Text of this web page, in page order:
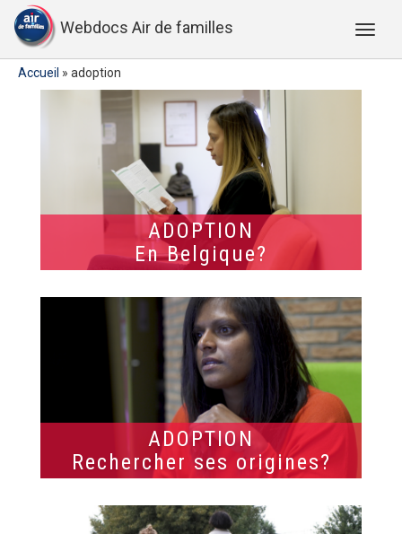
Webdocs Air de familles
Accueil » adoption
ADOPTION
En Belgique?
ADOPTION
Rechercher ses origines?